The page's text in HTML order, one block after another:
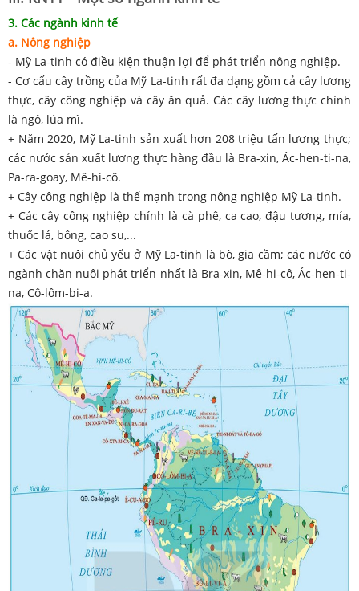
3. Các ngành kinh tế
a. Nông nghiệp
- Mỹ La-tinh có điều kiện thuận lợi để phát triển nông nghiệp.
- Cơ cấu cây trồng của Mỹ La-tinh rất đa dạng gồm cả cây lương
thực, cây công nghiệp và cây ăn quả. Các cây lương thực chính
là ngô, lúa mì.
+ Năm 2020, Mỹ La-tinh sản xuất hơn 208 triệu tấn lương thực;
các nước sản xuất lương thực hàng đầu là Bra-xin, Ác-hen-ti-na,
Pa-ra-goay, Mê-hi-cô.
+ Cây công nghiệp là thế mạnh trong nông nghiệp Mỹ La-tinh.
+ Các cây công nghiệp chính là cà phê, ca cao, đậu tương, mía,
thuốc lá, bông, cao su,...
+ Các vật nuôi chủ yếu ở Mỹ La-tinh là bò, gia cầm; các nước có
ngành chăn nuôi phát triển nhất là Bra-xin, Mê-hi-cô, Ác-hen-ti-
na, Cô-lôm-bi-a.